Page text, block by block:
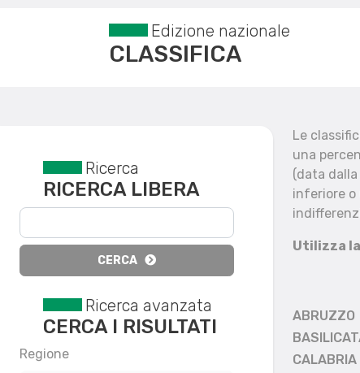
Edizione nazionale
CLASSIFICA
Reset filtri
Ricerca
RICERCA LIBERA
CERCA
Ricerca avanzata
CERCA I RISULTATI
Regione
Le
una
(data
inferiore o
Utilizza
ABRUZZO
CALABRIA